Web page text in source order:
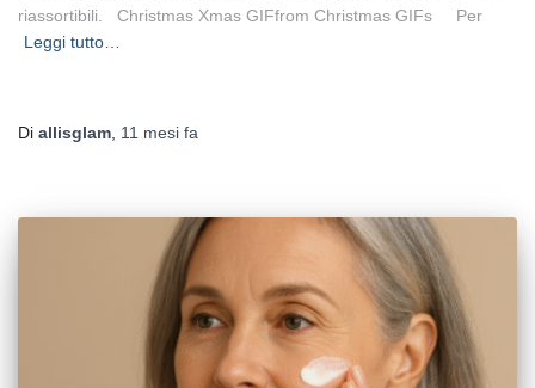
riassortibili. Christmas Xmas GIFfrom Christmas GIFs Per
Leggi tutto…
Di allisglam 11 mesi fa